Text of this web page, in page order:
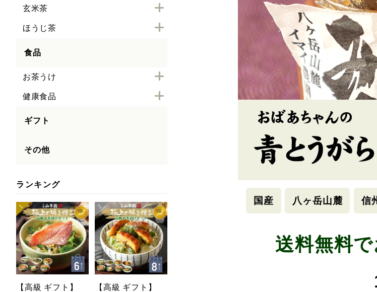
玄米茶
ほうじ茶
食品
お茶うけ
健康食品
ギフト
その他
ランキング
【高級 ギフト】
【高級 ギフト】
国産 八ヶ岳山麓 信
送料無料